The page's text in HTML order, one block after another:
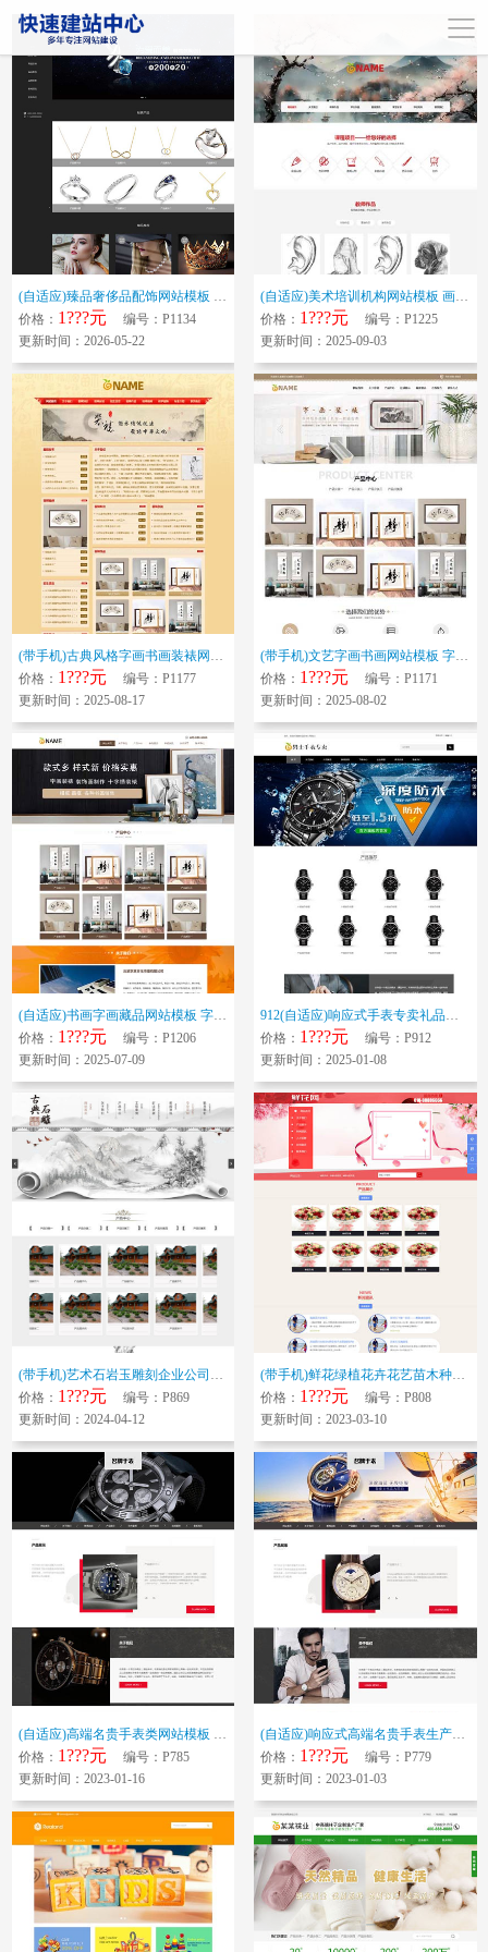
(自适应)臻品奢侈品配饰网站模板 珠宝首饰装饰网站源码下载
价格： 1???元 编号：P1134
更新时间：2026-05-22
(自适应)美术培训机构网站模板 画室画廊网站源码下载
价格： 1???元 编号：P1225
更新时间：2025-09-03
(带手机)古典风格字画书画装裱网站模板 裱面背装饰书画网站源码下载
价格： 1???元 编号：P1177
更新时间：2025-08-17
(带手机)文艺字画书画网站模板 字画装裱网站源码下载
价格： 1???元 编号：P1171
更新时间：2025-08-02
(自适应)书画字画藏品网站模板 字画装裱艺术品网站源码下载
价格： 1???元 编号：P1206
更新时间：2025-07-09
912(自适应)响应式手表专卖礼品定制奢侈品专卖奢侈腕表纪念表定制礼品公...
价格： 1???元 编号：P912
更新时间：2025-01-08
(带手机)艺术石岩玉雕刻企业公司网站模板 古典水墨风格石雕岩画类网站源码...
价格： 1???元 编号：P869
更新时间：2024-04-12
(带手机)鲜花绿植花卉花艺苗木种植网站模板 插花鲜花店鲜花配送盆栽产品展...
价格： 1???元 编号：P808
更新时间：2023-03-10
(自适应)高端名贵手表类网站模板 响应式奢侈品钟表源码下载
价格： 1???元 编号：P785
更新时间：2023-01-16
(自适应)响应式高端名贵手表生产网站模板 品牌腕表名表奢侈品首饰源码下载
价格： 1???元 编号：P779
更新时间：2023-01-03